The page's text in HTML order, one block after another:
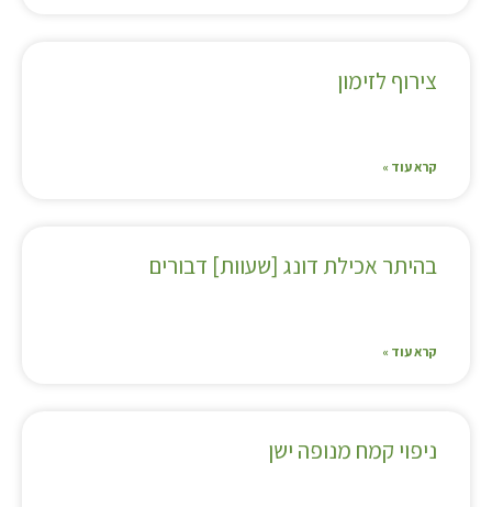
צירוף לזימון
קרא עוד »
בהיתר אכילת דונג [שעוות] דבורים
קרא עוד »
ניפוי קמח מנופה ישן